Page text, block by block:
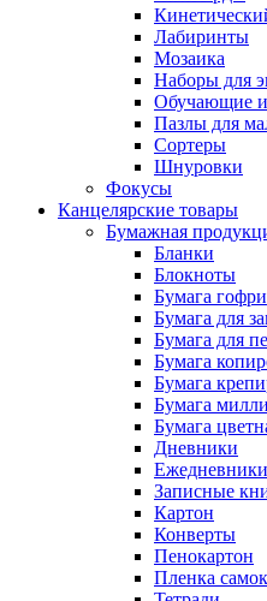
Лабиринты
Мозаика
Наборы для
Обучающие
Пазлы для
Сортеры
Шнуровки
Фокусы
Канцелярские товары
Бумажная
Бланки
Блокноты
Бумага
Бумага для
Бумага для
Бумага
Бумага
Бумага
Бумага
Дневники
Ежедневники
Записные
Картон
Конверты
Пенокартон
Пленка